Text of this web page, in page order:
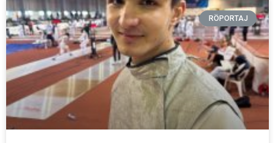
RÖPORTAJ